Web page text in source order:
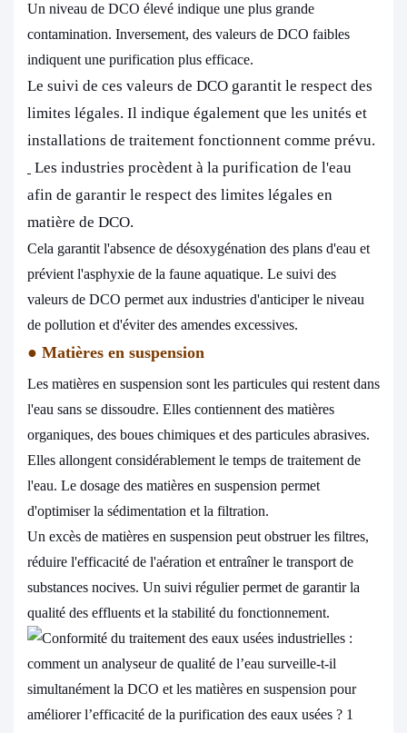
Un niveau de DCO élevé indique une plus grande
contamination. Inversement, des valeurs de DCO faibles
indiquent une purification plus efficace.
Le suivi de ces valeurs de DCO garantit le respect des
limites légales. Il indique également que les unités et
installations de traitement fonctionnent comme prévu.
Les industries procèdent à la purification de l'eau
afin de garantir le respect des limites légales en
matière de DCO.
Cela garantit l'absence de désoxygénation des plans d'eau et
prévient l'asphyxie de la faune aquatique. Le suivi des
valeurs de DCO permet aux industries d'anticiper le niveau
de pollution et d'éviter des amendes excessives.
● Matières en suspension
Les matières en suspension sont les particules qui restent dans
l'eau sans se dissoudre. Elles contiennent des matières
organiques, des boues chimiques et des particules abrasives.
Elles allongent considérablement le temps de traitement de
l'eau. Le dosage des matières en suspension permet
d'optimiser la sédimentation et la filtration.
Un excès de matières en suspension peut obstruer les filtres,
réduire l'efficacité de l'aération et entraîner le transport de
substances nocives. Un suivi régulier permet de garantir la
qualité des effluents et la stabilité du fonctionnement.